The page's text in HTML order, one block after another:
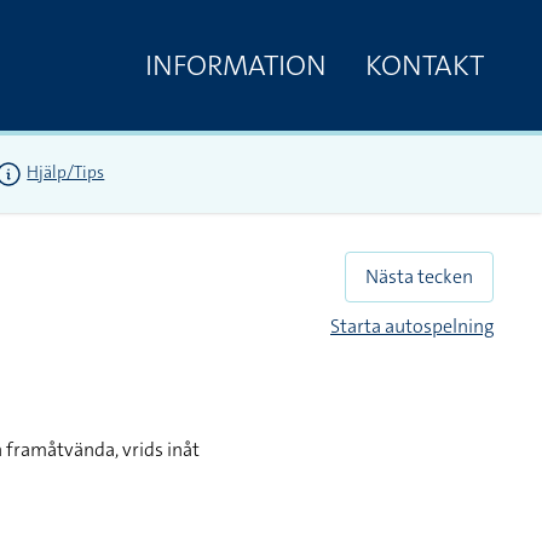
INFORMATION KONTAKT
Hjälp/Tips
Nästa tecken
Starta autospelning
framåtvända, vrids inåt